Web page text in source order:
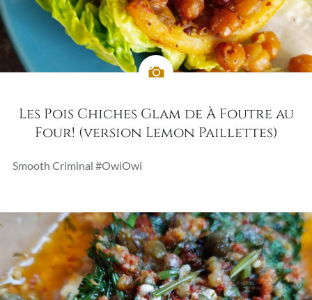
Les Pois Chiches Glam de À Foutre au
Four! (version Lemon Paillettes)
Smooth Criminal #OwiOwi